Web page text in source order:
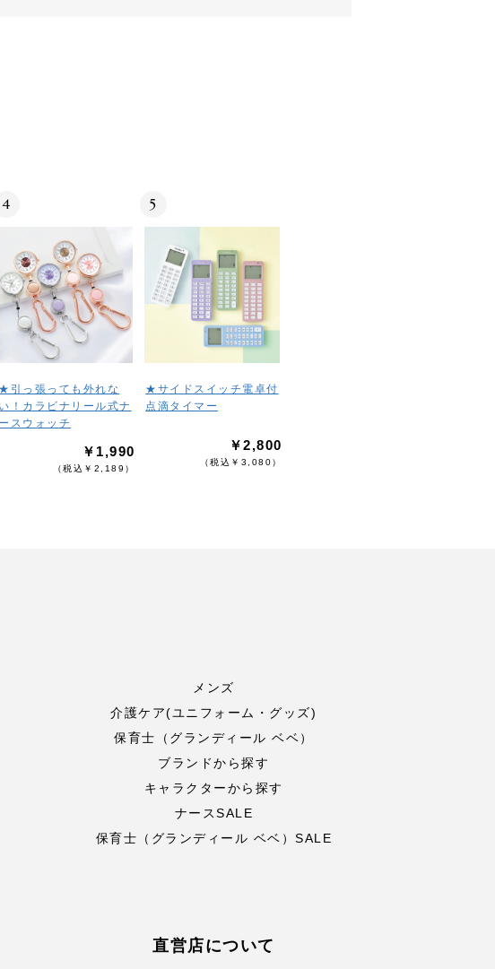
4
★引っ張っても外れな
い！カラビナリール式ナ
ースウォッチ
￥1,990
（税込￥2,189）
5
★サイドスイッチ電卓付
点滴タイマー
￥2,800
（税込￥3,080）
メンズ
介護ケア(ユニフォーム・グッズ)
保育士（グランディール ベベ）
ブランドから探す
キャラクターから探す
ナースSALE
保育士（グランディール ベベ）SALE
直営店について